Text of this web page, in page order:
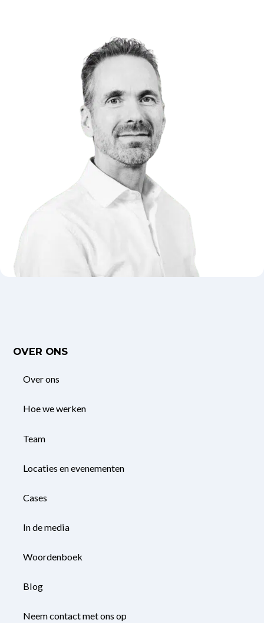
OVER ONS
Over ons
Hoe we werken
Team
Locaties en evenementen
Cases
In de media
Woordenboek
Blog
Neem contact met ons op